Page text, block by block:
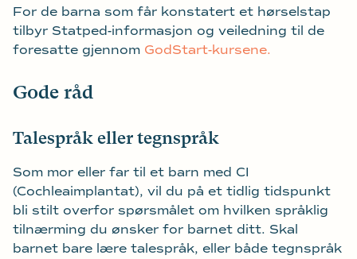
For de barna som får konstatert et hørselstap
tilbyr Statped-informasjon og veiledning til de
foresatte gjennom GodStart-kursene.
Gode råd
Talespråk eller tegnspråk
Som mor eller far til et barn med CI
(Cochleaimplantat), vil du på et tidlig tidspunkt
bli stilt overfor spørsmålet om hvilken språklig
tilnærming du ønsker for barnet ditt. Skal
barnet bare lære talespråk, eller både tegnspråk